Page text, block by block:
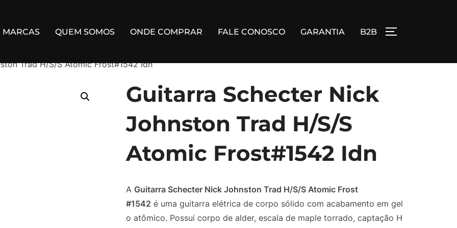
MARCAS QUEM SOMOS ONDE COMPRAR FALE CONOSCO GARANTIA B2B ALTERNAR
Trad H/S/S Atomic Frost#1542 Idn
Guitarra Schecter Nick
Johnston Trad H/S/S
Atomic Frost#1542 Idn
A Guitarra Schecter Nick Johnston Trad H/S/S Atomic Frost
#1542 é uma guitarra elétrica de corpo sólido com acabamento em gel
o atômico. Possui corpo de alder, escala de maple torrado, captação H